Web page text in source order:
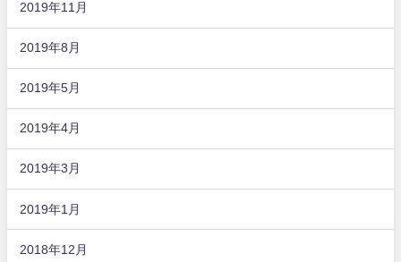
2019年11月
2019年8月
2019年5月
2019年4月
2019年3月
2019年1月
2018年12月